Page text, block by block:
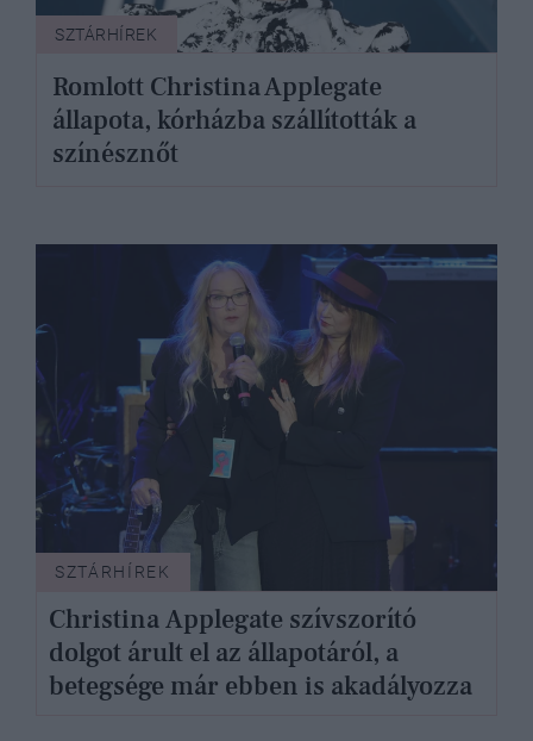
SZTÁRHÍREK
Romlott Christina Applegate
állapota, kórházba szállították a
színésznőt
SZTÁRHÍREK
Christina Applegate szívszorító
dolgot árult el az állapotáról, a
betegsége már ebben is akadályozza